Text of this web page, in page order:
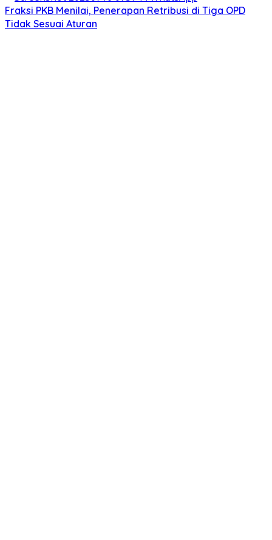
Fraksi PKB Menilai, Penerapan Retribusi di Tiga OPD
Tidak Sesuai Aturan